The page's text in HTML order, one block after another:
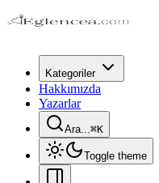
Kategoriler
Hakkımızda
Yazarlar
Ara...⌘K
Toggle theme